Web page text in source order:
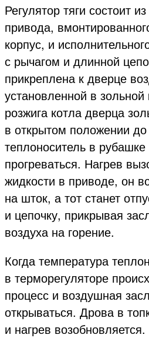
Регулятор тяги состоит
привода,
корпус, и
с рычагом и длинной
прикреплена к дверце
установленной в
розжига котла дверца
в открытом положении
теплоноситель в
прогреваться. Нагрев
жидкости в приводе, он
на шток, а тот станет
и цепочку, прикрывая
воздуха на горение.
Когда температура
в терморегуляторе
процесс и воздушная
открываться. Дрова в
и нагрев возобновляется.